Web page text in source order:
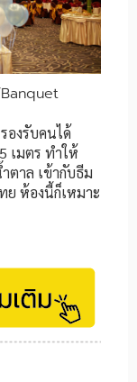
รองรับคนได้
เมตร ทำให้
ตาล เข้ากับธีม
ย ห้องนี้ก็เหมาะ